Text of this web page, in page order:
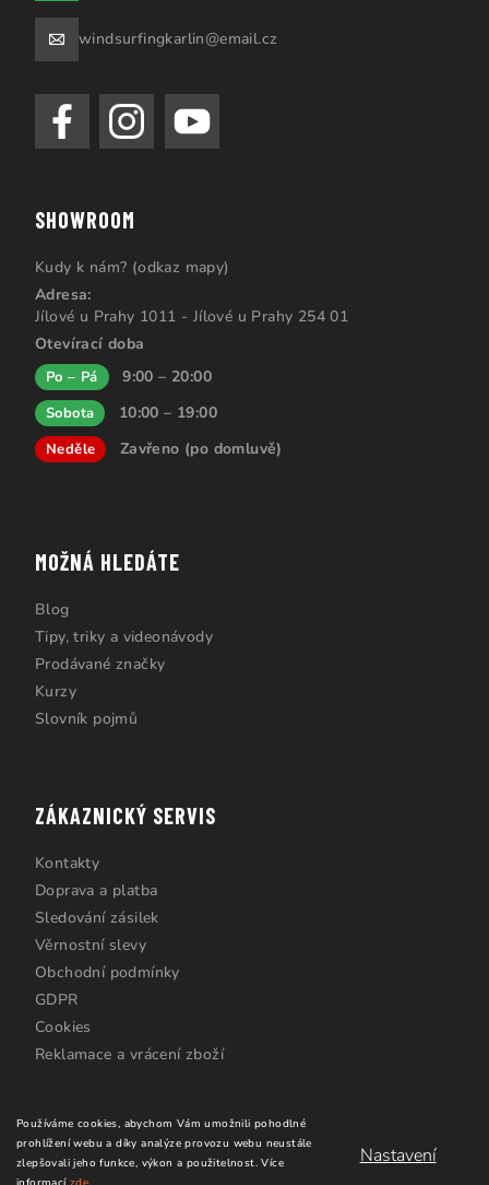
Používáme cookies, abychom Vám umožnili pohodlné
prohlížení webu a díky analýze provozu webu neustále
zlepšovali jeho funkce, výkon a použitelnost.Více
Nastavení
windsurfingkarlin@email.cz
SHOWROOM
Kudy k nám? (odkaz mapy)
Adresa:
Jílové u Prahy 1011 - Jílové u Prahy 254 01
Otevírací doba
Po – Pá 9:00 – 20:00
Sobota 10:00 – 19:00
Neděle Zavřeno (po domluvě)
MOŽNÁ HLEDÁTE
Blog
Tipy, triky a videonávody
Prodávané značky
Kurzy
Slovník pojmů
ZÁKAZNICKÝ SERVIS
Kontakty
Doprava a platba
Sledování zásilek
Věrnostní slevy
Obchodní podmínky
GDPR
Cookies
Reklamace a vrácení zboží